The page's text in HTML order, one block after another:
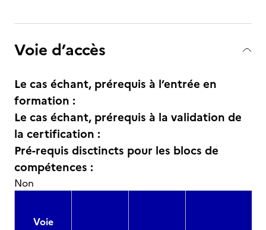
Voie d’accès
Le cas échant, prérequis à l’entrée en
formation :
Le cas échant, prérequis à la validation de
la certification :
Pré-requis disctincts pour les blocs de
compétences :
Non
Voie